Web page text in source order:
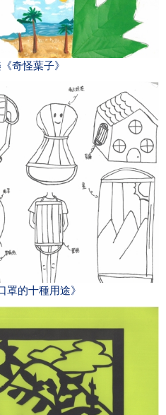
奇怪葉子》
罩的十種用途》